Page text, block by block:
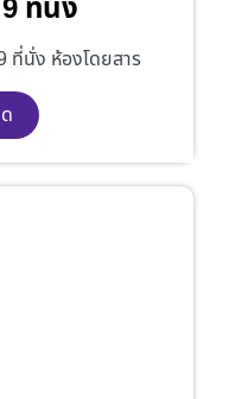
ที่นั่ง
ที่นั่ง ห้องโดยสาร